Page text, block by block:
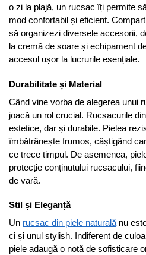
o zi la plajă, un rucsac îți permite
mod confortabil și eficient.
să organizezi diversele accesorii,
la cremă de soare și echipament
accesul ușor la lucrurile esențiale.
Durabilitate și Material
Când vine vorba de alegerea unui
joacă un rol crucial. Rucsacurile
estetice, dar și durabile. Pielea
îmbătrânește frumos, câștigând
ce trece timpul. De asemenea,
protecție conținutului rucsacului,
de vară.
Stil și Eleganță
Un rucsac din piele naturală nu
ci și unul stylish. Indiferent de
piele adaugă o notă de sofisticare